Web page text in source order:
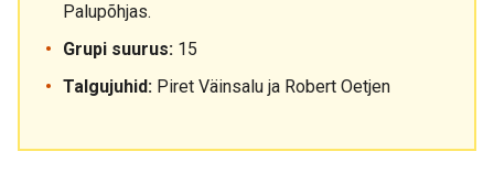
Palupõhjas.
Grupi suurus: 15
Talgujuhid: Piret Väinsalu ja Robert Oetjen